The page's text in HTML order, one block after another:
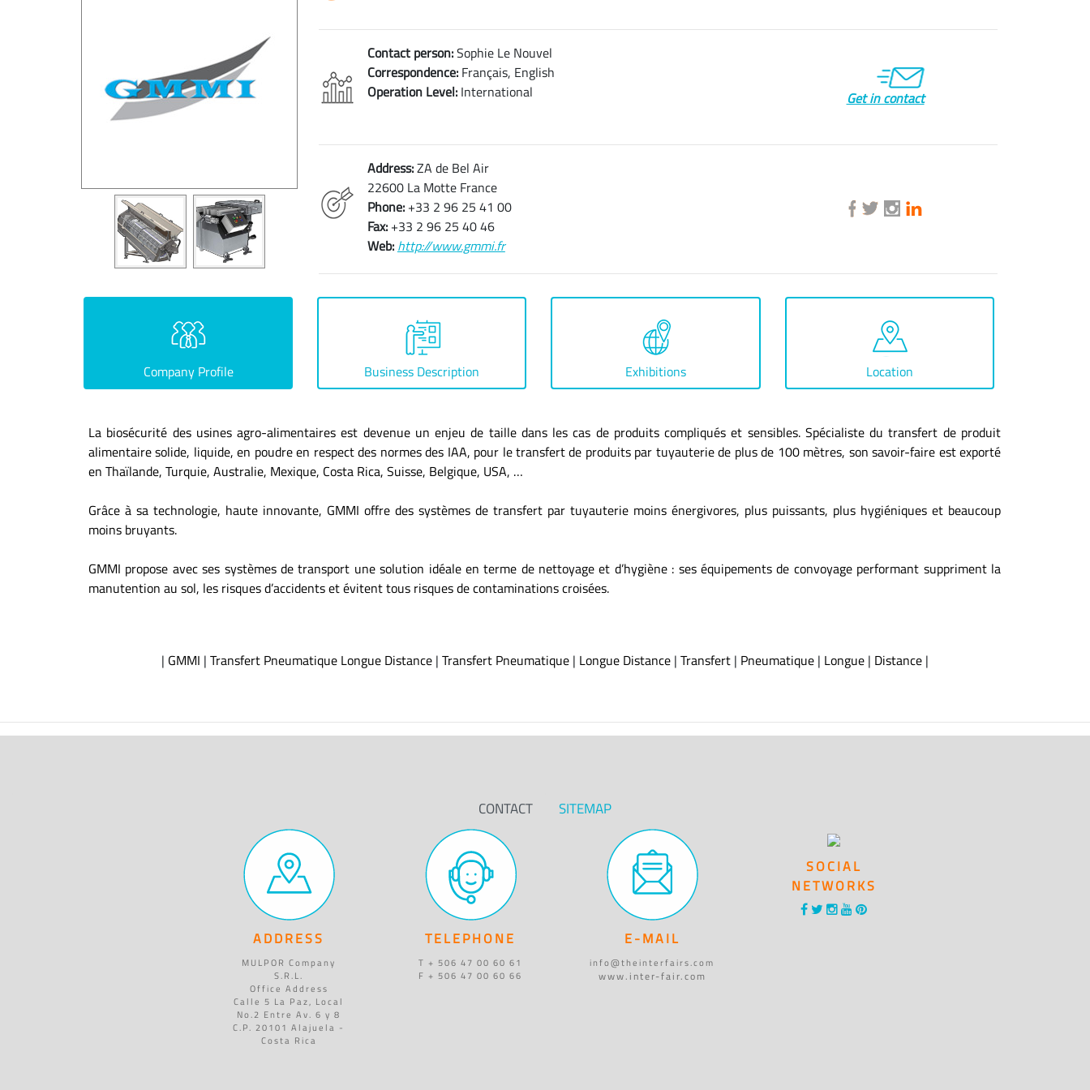
Contact person:Sophie Le Nouvel
Correspondence:Français, English
Operation Level:International Get in contact
Address:ZA de Bel Air
22600 La Motte France
Phone:+33 2 96 25 41 00
Fax:+33 2 96 25 40 46
Web: http://www.gmmi.fr
Company Profile Business Description Exhibitions Location
La biosécurité des usines agro-alimentaires est devenue un enjeu de taille dans les cas de produits compliqués et sensibles. Spécialiste du transfert de produit
alimentaire solide, liquide, en poudre en respect des normes des IAA, pour le transfert de produits par tuyauterie de plus de 100 mètres, son savoir-faire est exporté
en Thaïlande, Turquie, Australie, Mexique, Costa Rica, Suisse, Belgique, USA, …
Grâce à sa technologie, haute innovante, GMMI offre des systèmes de transfert par tuyauterie moins énergivores, plus puissants, plus hygiéniques et beaucoup
moins bruyants.
GMMI propose avec ses systèmes de transport une solution idéale en terme de nettoyage et d’hygiène : ses équipements de convoyage performant suppriment la
manutention au sol, les risques d’accidents et évitent tous risques de contaminations croisées.
| GMMI | Transfert Pneumatique Longue Distance | Transfert Pneumatique | Longue Distance | Transfert | Pneumatique | Longue | Distance |
CONTACT SITEMAP
ADDRESS
MULPOR Company
S.R.L.
Office Address
Calle 5 La Paz, Local
No.2 Entre Av. 6 y 8
C.P. 20101 Alajuela -
Costa Rica
TELEPHONE
T + 506 47 00 60 61
F + 506 47 00 60 66
E-MAIL
info@theinterfairs.com
www.inter-fair.com
SOCIAL
NETWORKS